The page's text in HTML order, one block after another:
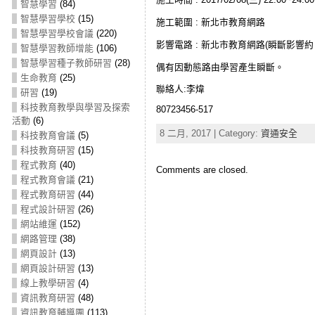
智慧學習 (84)
智慧學習學校 (15)
智慧學習學校會議 (220)
智慧學習教師增能(106)
智慧學習種子教師研習 (28)
生命教育 (25)
研習 (19)
科技教育教學與學習及探索
活動 (6)
科技教育會議 (5)
科技教育研習 (15)
程式教育 (40)
程式教育會議 (21)
程式教育研習 (44)
程式設計研習 (26)
網站維運 (152)
網路管理 (38)
網頁設計(13)
網頁設計研習 (13)
線上教學研習 (4)
資訊教育研習 (48)
資訊教育輔導團 (113)
施工範圍 : 新北市教育網路
影響電路 : 新北市教育網路(瞬斷影響
偶有因動態路由學習產生瞬斷。
聯絡人:李煒
80723456-517
8 二月, 2017 | Category: 資通安全
Comments are closed.